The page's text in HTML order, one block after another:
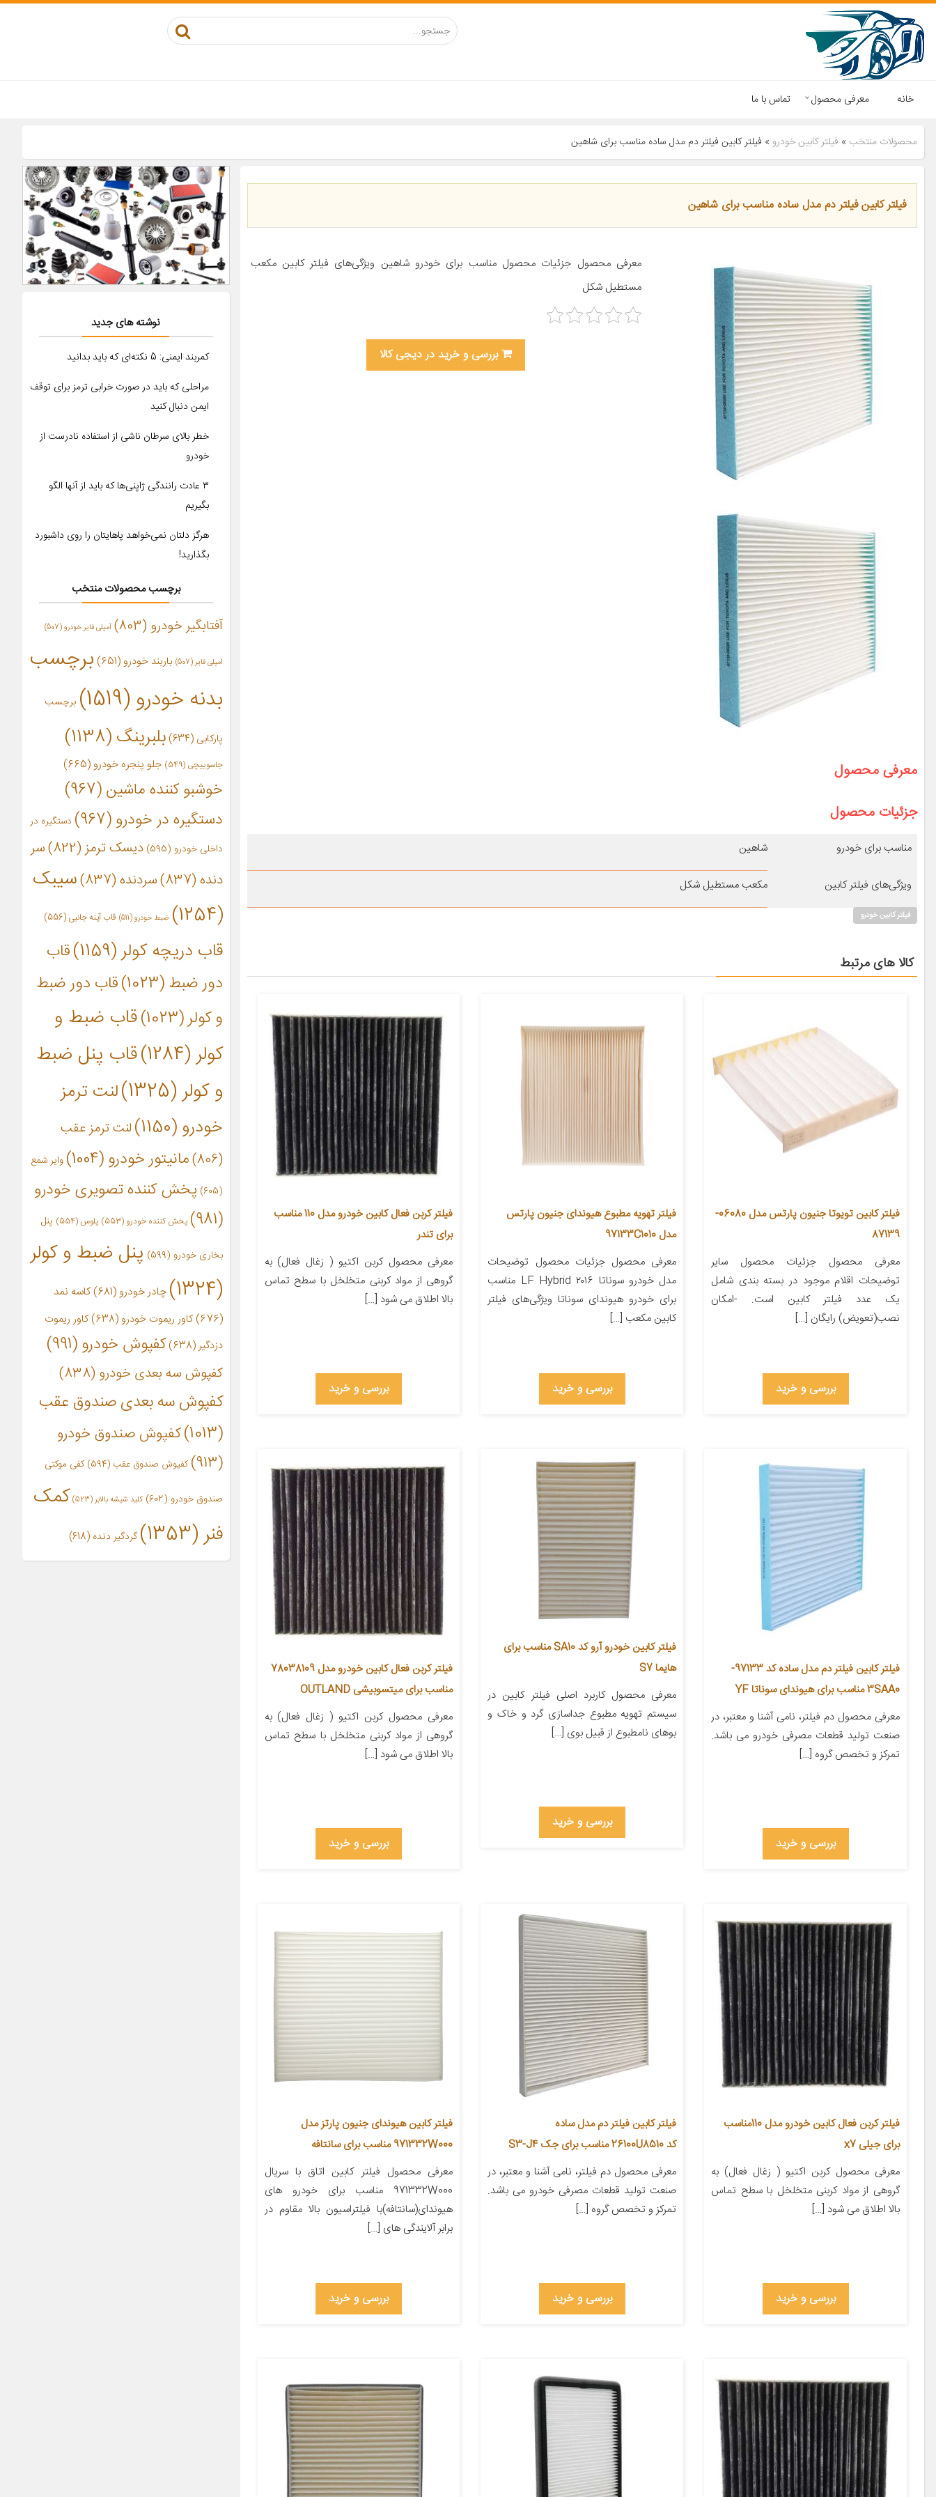
خانه معرفی محصول تماس با ما
محصولات منتخب » فیلتر کابین خودرو» فیلتر کابین فیلتر دم مدل ساده مناسب برای شاهین
فیلتر کابین فیلتر دم مدل ساده مناسب برای شاهین
معرفی محصول جزئیات محصول مناسب برای خودرو شاهین ویژگی‌های فیلتر کابین مکعب
مستطیل شکل
بررسی و خرید در دیجی کالا
معرفی محصول
جزئیات محصول
مناسب برای خودرو شاهین
ویژگی‌های فیلتر کابین مکعب مستطیل شکل
فیلتر کابین خودرو
کالا های مرتبط
فیلتر کابین تویوتا جنیون پارتس مدل 06080-
87139
معرفی محصول جزئیات محصول سایر
توضیحات اقلام موجود در بسته بندی شامل
یک عدد فیلتر کابین است. -امکان
نصب(تعویض) رایگان […]
بررسی و خرید
فیلتر تهویه مطبوع هیوندای جنیون پارتس
مدل 97133C1010
معرفی محصول جزئیات محصول توضیحات
مدل خودرو سوناتا LF Hybrid ۲۰۱۶ مناسب
برای خودرو هیوندای سوناتا ویژگی‌های فیلتر
کابین مکعب […]
بررسی و خرید
فیلتر کربن فعال کابین خودرو مدل 110 مناسب
برای تندر
معرفی محصول کربن اکتیو ( زغال فعال) به
گروهی از مواد کربنی متخلخل با سطح تماس
بالا اطلاق می شود […]
بررسی و خرید
فیلتر کابین فیلتر دم مدل ساده کد 97133-
3SAA0 مناسب برای هیوندای سوناتا YF
معرفی محصول دم فیلتر، نامی آشنا و معتبر، در
صنعت تولید قطعات مصرفی خودرو می باشد.
تمرکز و تخصص گروه […]
بررسی و خرید
فیلتر کابین خودرو آرو کد SA10 مناسب برای
هایما S7
معرفی محصول کاربرد اصلی فیلتر کابین در
سیستم تهویه مطبوع جداسازی گرد و خاک و
بوهای نامطبوع از قبیل بوی […]
بررسی و خرید
فیلتر کربن فعال کابین خودرو مدل 78038109
مناسب برای میتسوبیشی OUTLAND
معرفی محصول کربن اکتیو ( زغال فعال) به
گروهی از مواد کربنی متخلخل با سطح تماس
بالا اطلاق می شود […]
بررسی و خرید
فیلتر کربن فعال کابین خودرو مدل 110مناسب
برای جیلی x7
معرفی محصول کربن اکتیو ( زغال فعال) به
گروهی از مواد کربنی متخلخل با سطح تماس
بالا اطلاق می شود […]
بررسی و خرید
فیلتر کابین فیلتر دم مدل ساده
کد 26100U8510 مناسب برای جک S3-J4
معرفی محصول دم فیلتر، نامی آشنا و معتبر، در
صنعت تولید قطعات مصرفی خودرو می باشد.
تمرکز و تخصص گروه […]
بررسی و خرید
فیلتر کابین هیوندای جنیون پارتز مدل
971332W000 مناسب برای سانتافه
معرفی محصول فیلتر کابین اتاق با سریال
971332W000 مناسب برای خودرو های
هیوندای(سانتافه)با فیلتراسیون بالا مقاوم در
برابر آلایندگی های […]
بررسی و خرید
نوشته های جدید
کمربند ایمنی: 5 نکته‌ای که باید بدانید
مراحلی که باید در صورت خرابی ترمز برای توقف
ایمن دنبال کنید
خطر بالای سرطان ناشی از استفاده نادرست از
خودرو
۳ عادت رانندگی ژاپنی‌ها که باید از آنها الگو
بگیریم
هرگز دلتان نمی‌خواهد پاهایتان را روی داشبورد
بگذارید!
برچسب محصولات منتخب
آفتابگیر خودرو (803) آمپلی فایر خودرو(507)
امپلی فایر (507) باربند خودرو(651)
برچسب
بدنه خودرو(1519) برچسب
پارکابی (634) بلبرینگ(1138)
جاسوییچی (549) جلو پنجره خودرو (665)
خوشبو کننده ماشین(967)
دستگیره در خودرو(967)
دستگیره در
داخلی خودرو (595) دیسک ترمز(822)
سر
دنده(837) سردنده(837)
سیبک
(1254)
ضبط خودرو(511) قاب آینه جانبی (556)
قاب دریچه کولر(1159)
قاب
دور ضبط(1023)
قاب دور ضبط
و کولر(1023)
قاب ضبط و
کولر(1284)
قاب پنل ضبط
و کولر(1325)
لنت ترمز
خودرو(1150)
لنت ترمز عقب
(806)
مانیتور خودرو(1004)
وایر شمع
(605)
پخش کننده تصویری خودرو
(981)
پخش کننده خودرو(553) پلوس(554) پنل
بخاری خودرو (599)
پنل ضبط و کولر
(1324)
چادر خودرو (681)
کاسه نمد
(676)
کاور ریموت خودرو(638)
کاور ریموت
دزدگیر(638) کفپوش خودرو(991)
کفپوش سه بعدی خودرو (838)
کفپوش سه بعدی صندوق عقب
(1013)
کفپوش صندوق خودرو
(913)
کفپوش صندوق عقب (594) کفی موکتی
صندوق خودرو (602) کلید شیشه بالابر(523)
کمک
فنر(1353) گردگیر دنده (618)